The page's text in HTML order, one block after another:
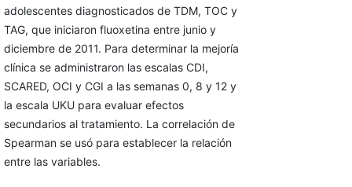
adolescentes diagnosticados de TDM, TOC y
TAG, que iniciaron fluoxetina entre junio y
diciembre de 2011. Para determinar la mejoría
clínica se administraron las escalas CDI,
SCARED, OCI y CGI a las semanas 0, 8 y 12 y
la escala UKU para evaluar efectos
secundarios al tratamiento. La correlación de
Spearman se usó para establecer la relación
entre las variables.